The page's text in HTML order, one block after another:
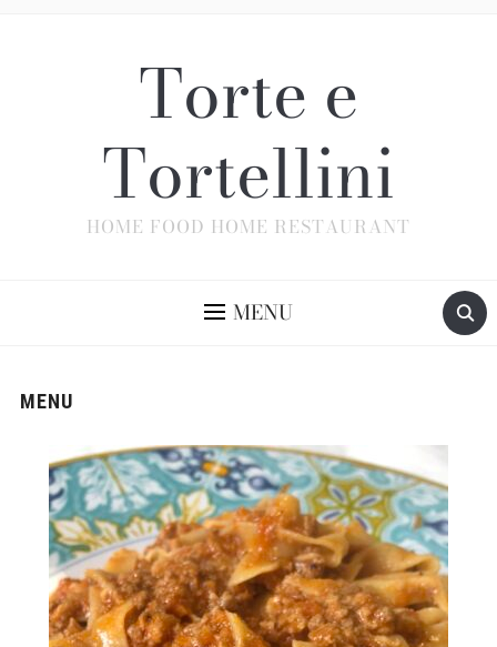
Torte e
Tortellini
HOME FOOD HOME RESTAURANT
MENU
MENU